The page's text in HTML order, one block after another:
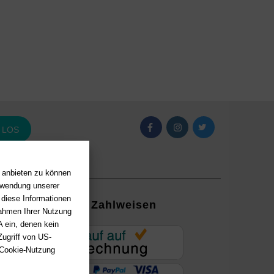
zu können
unserer
Informationen
Ihrer Nutzung
ein, denen kein
von US-
Nutzung
LOS
mit
Zahlweisen